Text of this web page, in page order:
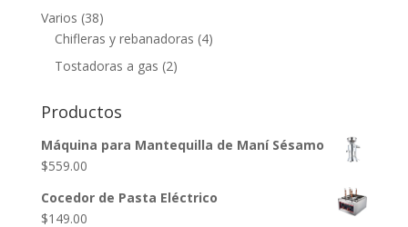
Varios (38)
Chifleras y rebanadoras (4)
Tostadoras a gas (2)
Productos
Máquina para Mantequilla de Maní Sésamo
$559.00
Cocedor de Pasta Eléctrico
$149.00